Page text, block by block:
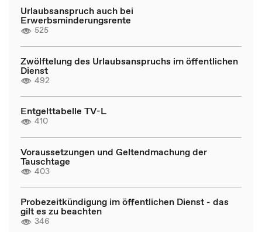
Urlaubsanspruch auch bei
Erwerbsminderungsrente
525
Zwölftelung des Urlaubsanspruchs im öffentlichen
Dienst
492
Entgelttabelle TV-L
410
Voraussetzungen und Geltendmachung der
Tauschtage
403
Probezeitkündigung im öffentlichen Dienst - das
gilt es zu beachten
346